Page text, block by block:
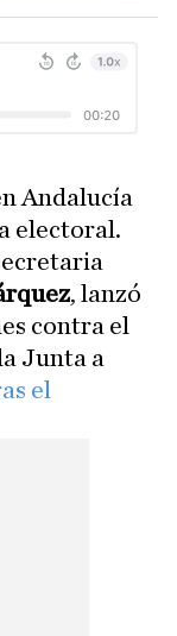
Andalucía
electoral.
, lanzó
contra el
Junta a
el